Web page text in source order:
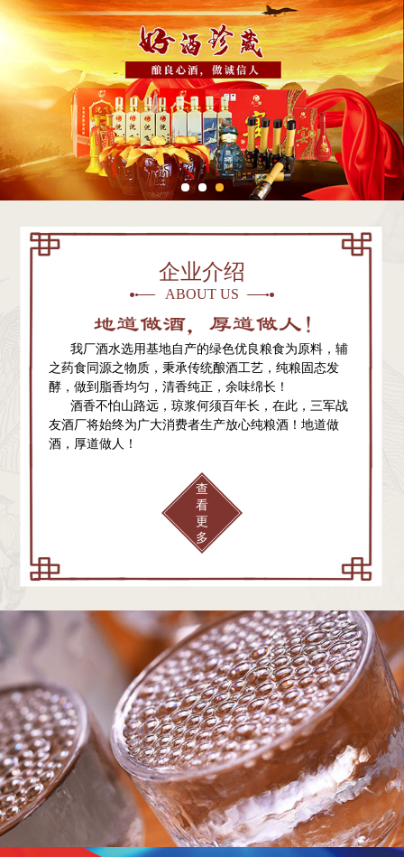
企业介绍
ABOUT US
我厂酒水选用基地自产的绿色优良粮食为原料，辅
之药食同源之物质，秉承传统酿酒工艺，纯粮固态发
酵，做到脂香均匀，清香纯正，余味绵长！
酒香不怕山路远，琼浆何须百年长，在此，三军战
友酒厂将始终为广大消费者生产放心纯粮酒！地道做
酒，厚道做人！
查
看
更
多